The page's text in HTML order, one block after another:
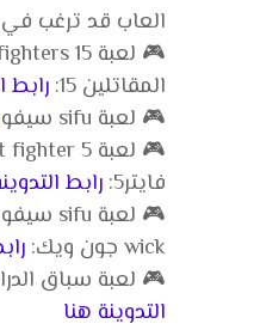
العاب قد ترغب
المقاتلين 15:
رابط
🎮 لعبة sifu سيفو:
فايتر5:
رابط
wick جون ويك:
🎮 لعبة سباق
التدوينة هنا